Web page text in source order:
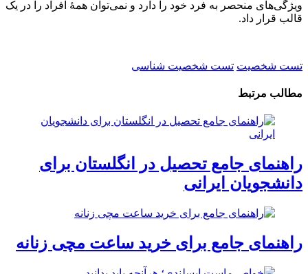
ویژگی‌های منحصر به فرد خود را دارد و نمی‌توان همهٔ افراد را در یک
قالب قرار داد.
تست شخصیت تست شخصیت شناسی
مطالب مرتبط
راهنمای جامع تحصیل در انگلستان برای
دانشجویان ایرانی
راهنمای جامع برای خرید ساعت مچی زنانه